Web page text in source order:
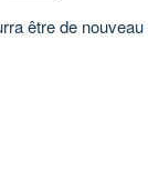
être de